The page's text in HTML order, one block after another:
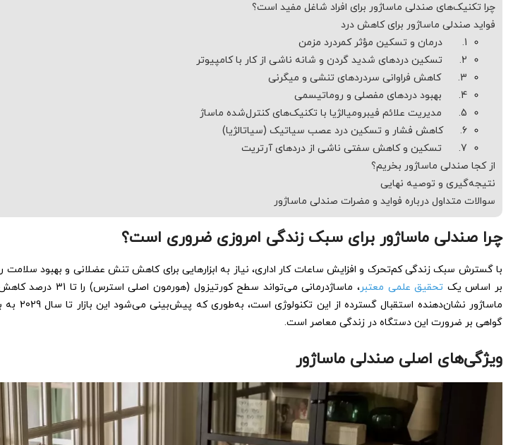
چرا تکنیک‌های صندلی ماساژور برای افراد شاغل مفید است؟
فواید صندلی ماساژور برای کاهش درد
1. درمان و تسکین مؤثر کمردرد مزمن
2. تسکین دردهای شدید گردن و شانه ناشی از کار با کامپیوتر
3. کاهش فراوانی سردردهای تنشی و میگرنی
4. بهبود دردهای مفصلی و روماتیسمی
5. مدیریت علائم فیبرومیالژیا با تکنیک‌های کنترل‌شده ماساژ
6. کاهش فشار و تسکین درد عصب سیاتیک (سیاتالژیا)
7. تسکین و کاهش سفتی ناشی از دردهای آرتریت
از کجا صندلی ماساژور بخریم؟
نتیجه‌گیری و توصیه نهایی
سوالات متداول درباره فواید و مضرات صندلی ماساژور
چرا صندلی ماساژور برای سبک زندگی امروزی ضروری است؟
با گسترش سبک زندگی کم‌تحرک و افزایش ساعات کار اداری، نیاز به ابزارهایی برای کاهش تنش عضلانی و بهبود
بر اساس یک تحقیق علمی معتبر
، ماساژدرمانی می‌تواند
گواهی بر ضرورت این دستگاه در زندگی معاصر است.
ویژگی‌های اصلی صندلی ماساژور